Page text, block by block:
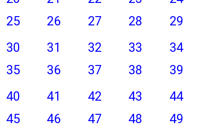
25
26 27 28
29
30
31 32 33
34
35
36 37 38
39
40
41 42 43
44
45
46 47 48
49